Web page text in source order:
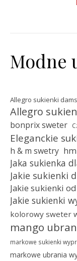
Modne
Allegro sukienki
Allegro
bonprix sweter
Eleganckie
h & m swetry
Jaka sukienka
Jakie sukienki
Jakie sukienki
Jakie sukienki
kolorowy sweter
mango
markowe sukienki
markowe ubrania